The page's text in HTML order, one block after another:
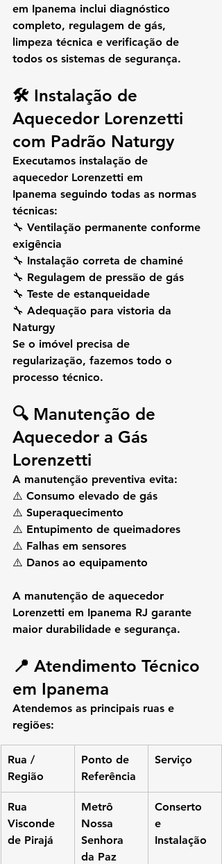
em Ipanema inclui diagnóstico
completo, regulagem de gás,
limpeza técnica e verificação de
todos os sistemas de segurança.
🛠️ Instalação de
Aquecedor Lorenzetti
com Padrão Naturgy
Executamos instalação de
aquecedor Lorenzetti em
Ipanema seguindo todas as normas
técnicas:
🔧 Ventilação permanente conforme
exigência
🔧 Instalação correta de chaminé
🔧 Regulagem de pressão de gás
🔧 Teste de estanqueidade
🔧 Adequação para vistoria da
Naturgy
Se o imóvel precisa de
regularização, fazemos todo o
processo técnico.
🔍 Manutenção de
Aquecedor a Gás
Lorenzetti
A manutenção preventiva evita:
⚠️ Consumo elevado de gás
⚠️ Superaquecimento
⚠️ Entupimento de queimadores
⚠️ Falhas em sensores
⚠️ Danos ao equipamento
A manutenção de aquecedor
Lorenzetti em Ipanema RJ garante
maior durabilidade e segurança.
📍 Atendimento Técnico
em Ipanema
Atendemos as principais ruas e
regiões:
Rua /
Região
Ponto de
Referência
Serviço
Rua
Visconde
de Pirajá
Metrô
Nossa
Senhora
da Paz
Conserto
e
Instalação